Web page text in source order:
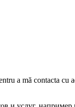
a mă contacta cu